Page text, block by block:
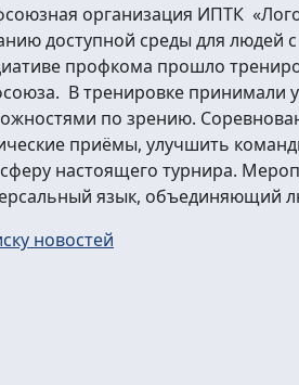
организация ИПТК
доступной среды для людей
профкома прошло
В тренировке принимали
по зрению.
приёмы, улучшить
настоящего турнира.
язык, объединяющий
новостей